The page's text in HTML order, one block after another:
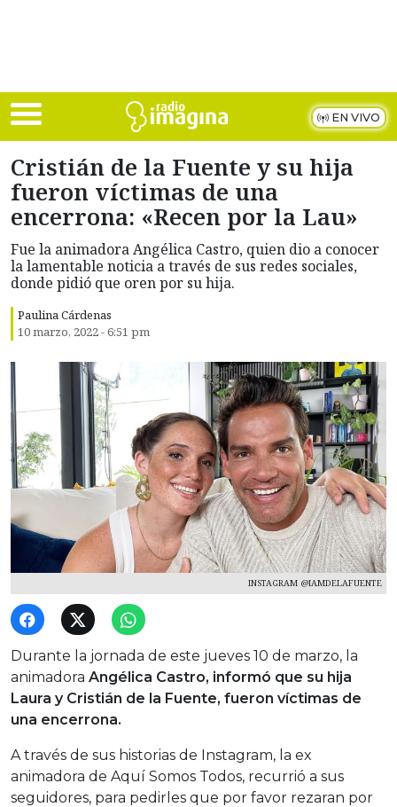
EN VIVO
Cristián de la Fuente y su hija
fueron víctimas de una
encerrona: «Recen por la Lau»
Fue la animadora Angélica Castro, quien dio a conocer
la lamentable noticia a través de sus redes sociales,
donde pidió que oren por su hija.
Paulina Cárdenas
10 marzo, 2022 - 6:51 pm
INSTAGRAM @IAMDELAFUENTE
Durante la jornada de este jueves 10 de marzo, la
animadora Angélica Castro, informó que su hija
Laura y Cristián de la Fuente, fueron víctimas de
una encerrona.
A través de sus historias de Instagram, la ex
animadora de Aquí Somos Todos, recurrió a sus
seguidores, para pedirles que por favor rezaran por